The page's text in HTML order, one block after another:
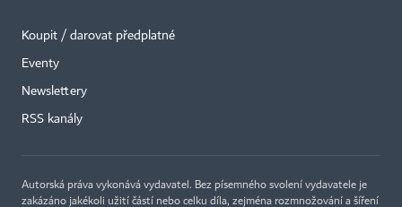
Koupit / darovat předplatné
Eventy
Newslettery
RSS kanály
Autorská práva vykonává vydavatel. Bez písemného svolení vydavatele je
zakázáno jakékoli užití částí nebo celku díla, zejména rozmnožování a šíření